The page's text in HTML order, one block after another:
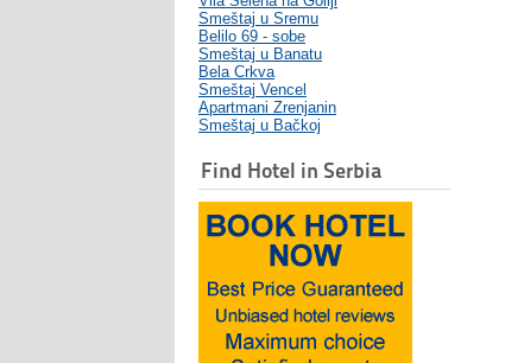
Smeštaj u Sremu
Belilo 69 - sobe
Smeštaj u Banatu
Bela Crkva
Smeštaj Vencel
Apartmani Zrenjanin
Smeštaj u Bačkoj
Find Hotel in Serbia